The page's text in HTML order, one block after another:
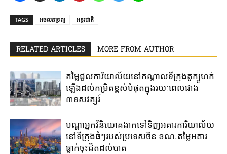
TAGS អចលនទ្រព្យ អន្តរជាតិ
RELATED ARTICLES MORE FROM AUTHOR
តម្លៃជួល​ការិយាល័យ​នៅ​កណ្តាល​ទីក្រុងតូក្យូ​ហក់​
ឡើង​ដល់​កម្រិត​ខ្ពស់​បំផុត​ក្នុង​រយៈ​ពេល​ជាង​
៣ទសវត្សរ៍​
បណ្តាអ្នកវិនិយោគ​ងាក​ទៅ​ទិញ​អគារការិយាល័យ​
នៅ​ទីក្រុង​ធំៗ​របស់​ប្រទេសចិន ​ខណៈតម្លៃអគារ
ធ្លាក់​ចុះ​ជិត​ដល់​បាត